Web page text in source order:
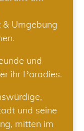
Umgebung
und
ihr Paradies.
und seine
mitten im